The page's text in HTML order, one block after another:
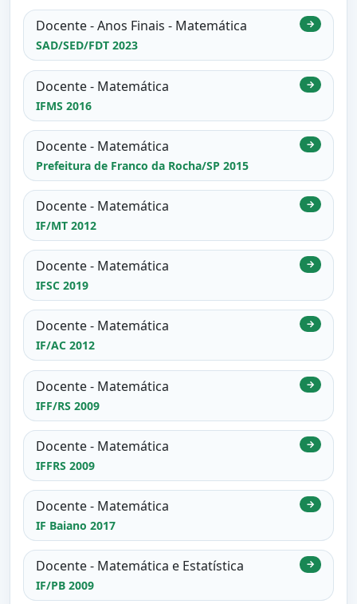
Docente - Anos Finais - Matemática
SAD/SED/FDT 2023
→
Docente - Matemática
IFMS 2016
→
Docente - Matemática
Prefeitura de Franco da Rocha/SP 2015
→
Docente - Matemática
IF/MT 2012
→
Docente - Matemática
IFSC 2019
→
Docente - Matemática
IF/AC 2012
→
Docente - Matemática
IFF/RS 2009
→
Docente - Matemática
IFFRS 2009
→
Docente - Matemática
IF Baiano 2017
→
Docente - Matemática e Estatística
IF/PB 2009
→